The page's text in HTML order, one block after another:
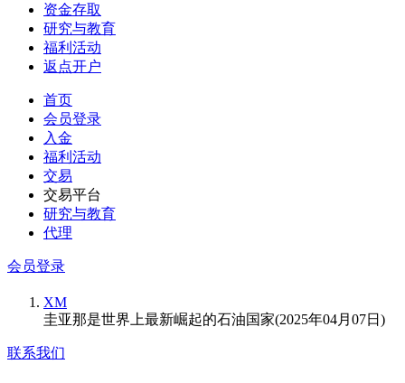
资金存取
研究与教育
福利活动
返点开户
首页
会员登录
入金
福利活动
交易
交易平台
研究与教育
代理
会员登录
XM
圭亚那是世界上最新崛起的石油国家(2025年04月07日)
联系我们